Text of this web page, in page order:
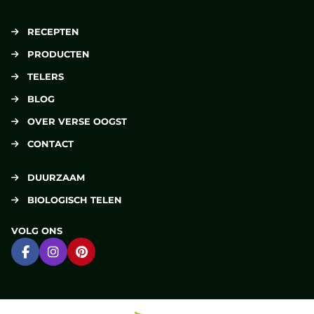
RECEPTEN
PRODUCTEN
TELERS
BLOG
OVER VERSE OOGST
CONTACT
DUURZAAM
BIOLOGISCH TELEN
VOLG ONS
Ga naar Facebook
Ga naar Instagram
Ga naar Pinterest